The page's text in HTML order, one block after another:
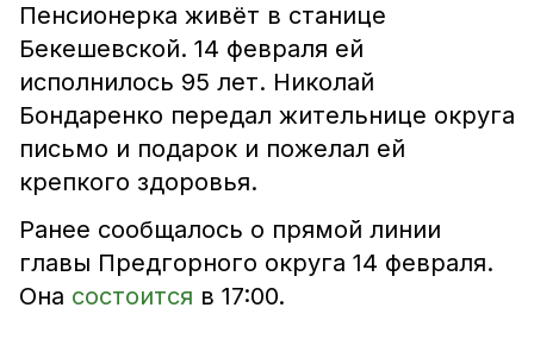
Пенсионерка живёт в станице
Бекешевской. 14 февраля ей
исполнилось 95 лет. Николай
Бондаренко передал жительнице округа
письмо и подарок и пожелал ей
крепкого здоровья.
Ранее сообщалось о прямой линии
главы Предгорного округа 14 февраля.
Она состоится в 17:00.